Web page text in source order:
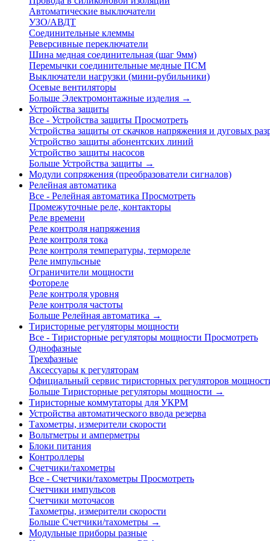
Автоматические выключатели
УЗО/АВДТ
Соединительные клеммы
Реверсивные переключатели
Шина медная соединительная (шаг 9мм)
Перемычки соединительные медные ПСМ
Выключатели нагрузки (мини-рубильники)
Осевые вентиляторы
Больше Электромонтажные изделия →
Устройства защиты
Все - Устройства защиты Просмотреть
Устройства защиты от скачков напряжения и дуговых
Устройство защиты абонентских линий
Устройство защиты насосов
Больше Устройства защиты →
Модули сопряжения (преобразователи сигналов)
Релейная автоматика
Все - Релейная автоматика Просмотреть
Промежуточные реле, контакторы
Реле времени
Реле контроля напряжения
Реле контроля тока
Реле контроля температуры, термореле
Реле импульсные
Ограничители мощности
Фотореле
Реле контроля уровня
Реле контроля частоты
Больше Релейная автоматика →
Тиристорные регуляторы мощности
Все - Тиристорные регуляторы мощности Просмотреть
Однофазные
Трехфазные
Аксессуары к регуляторам
Официальный сервис тиристорных регуляторов
Больше Тиристорные регуляторы мощности →
Тиристорные коммутаторы для УКРМ
Устройства автоматического ввода резерва
Тахометры, измерители скорости
Вольтметры и амперметры
Блоки питания
Контроллеры
Счетчики/тахометры
Все - Счетчики/тахометры Просмотреть
Счетчики импульсов
Счетчики моточасов
Тахометры, измерители скорости
Больше Счетчики/тахометры →
Модульные приборы разные